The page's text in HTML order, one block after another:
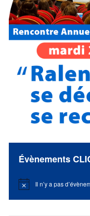
Évènements
Notice Il n’y a pas